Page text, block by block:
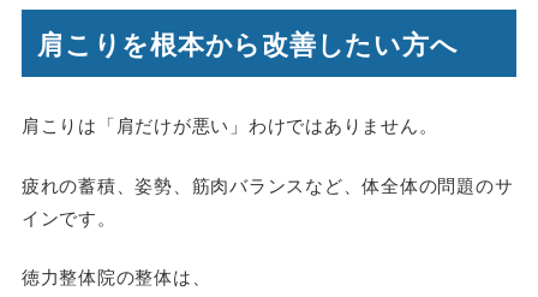
肩こりを根本から改善したい方へ
肩こりは「肩だけが悪い」わけではありません。
疲れの蓄積、姿勢、筋肉バランスなど、体全体の問題のサ
インです。
徳力整体院の整体は、